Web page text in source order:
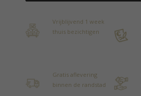
Vrijblijvend 1 week
thuis bezichtigen
Gratis aflevering
binnen de randstad